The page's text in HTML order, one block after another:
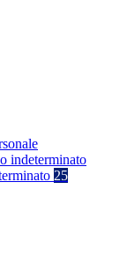
indeterminato
25